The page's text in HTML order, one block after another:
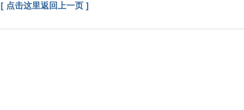
[ 点击这里返回上一页 ]